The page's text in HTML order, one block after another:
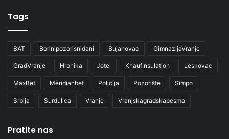
Tags
BAT Borinipozorisnidani Bujanovac GimnazijaVranje
GradVranje Hronika Jotel KnaufInsulation Leskovac
MaxBet Meridianbet Policija Pozorište Simpo
Srbija Surdulica Vranje Vranjskagradskapesma
Pratite nas